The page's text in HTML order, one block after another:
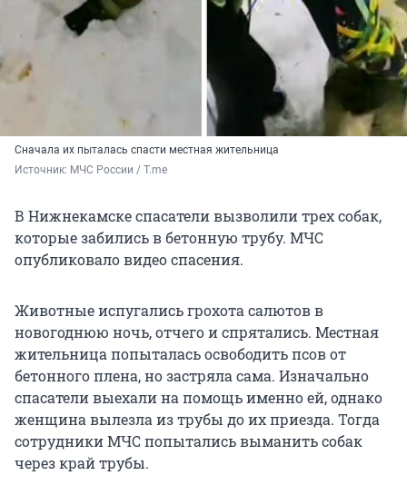
Сначала их пыталась спасти местная жительница
Источник: МЧС России / T.me
В Нижнекамске спасатели вызволили трех собак,
которые забились в бетонную трубу. МЧС
опубликовало видео спасения.
Животные испугались грохота салютов в
новогоднюю ночь, отчего и спрятались. Местная
жительница попыталась освободить псов от
бетонного плена, но застряла сама. Изначально
спасатели выехали на помощь именно ей, однако
женщина вылезла из трубы до их приезда. Тогда
сотрудники МЧС попытались выманить собак
через край трубы.